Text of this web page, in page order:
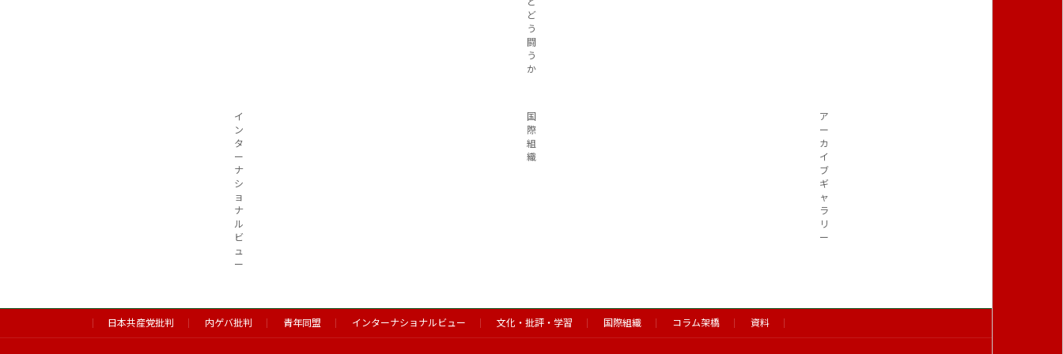
ど
う
闘
う
か
イ
ン
タ
ー
ナ
シ
ョ
ナ
ル
ビ
ュ
ー
国
際
組
織
ア
ー
カ
イ
ブ
ギ
ャ
ラ
リ
ー
日本共産党批判 内ゲバ批判 青年同盟 インターナショナルビュー 文化・批評・学習 国際組織 コラム架橋 資料